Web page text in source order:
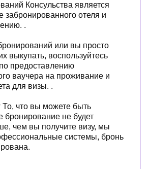
Консульства является
забронированного отеля и
.
или вы просто
выкупать, воспользуйтесь
предоставлению
ваучера на проживание и
для визы. .
То, что вы можете быть
не будет
чем вы получите визу, мы
системы, бронь